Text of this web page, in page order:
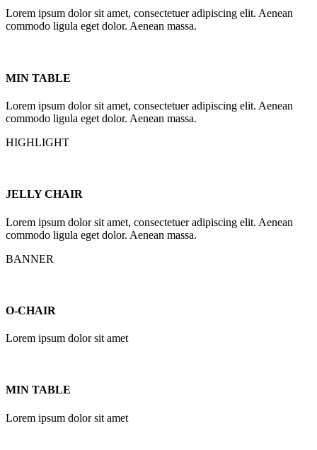
Lorem ipsum dolor sit amet, consectetuer adipiscing elit. Aenean
commodo ligula eget dolor. Aenean massa.
MIN TABLE
Lorem ipsum dolor sit amet, consectetuer adipiscing elit. Aenean
commodo ligula eget dolor. Aenean massa.
HIGHLIGHT
JELLY CHAIR
Lorem ipsum dolor sit amet, consectetuer adipiscing elit. Aenean
commodo ligula eget dolor. Aenean massa.
BANNER
O-CHAIR
Lorem ipsum dolor sit amet
MIN TABLE
Lorem ipsum dolor sit amet